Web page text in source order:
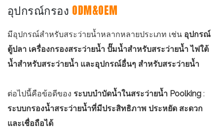
อุปกรณ์กรอง ODM&OEM
มีอุปกรณ์สำหรับสระว่ายน้ำหลากหลายประเภท เช่น อุปกรณ์
ตู้ปลา เครื่องกรองสระว่ายน้ำ ปั๊มน้ำสำหรับสระว่ายน้ำ ไฟใต้
น้ำสำหรับสระว่ายน้ำ และอุปกรณ์อื่นๆ สำหรับสระว่ายน้ำ
ต่อไปนี้คือข้อดีของ ระบบบำบัดน้ำในสระว่ายน้ำ Poolking :
ระบบกรองน้ำสระว่ายน้ำที่มีประสิทธิภาพ ประหยัด สะดวก
และเชื่อถือได้